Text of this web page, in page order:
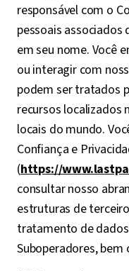
responsável com o
pessoais
em seu nome. Você
ou interagir com
podem ser tratados
recursos localizados
locais do mundo.
Confiança e
(https://
consultar nosso
estruturas de
tratamento de
Suboperadores, bem